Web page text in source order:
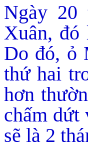
Ngày 20
Xuân, đó
Do đó, ỏ
thứ hai
hơn
chấm dứt
sẽ là 2